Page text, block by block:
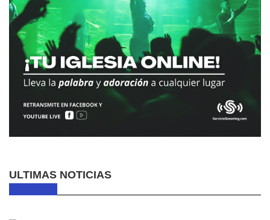
ULTIMAS NOTICIAS